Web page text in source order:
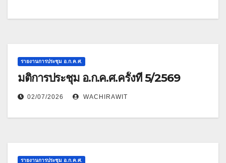
รายงานการประชุม อ.ก.ค.ศ.
มติการประชุม อ.ก.ค.ศ.ครั้งที่ 5/2569
02/07/2026 WACHIRAWIT
รายงานการประชุม อ.ก.ค.ศ.